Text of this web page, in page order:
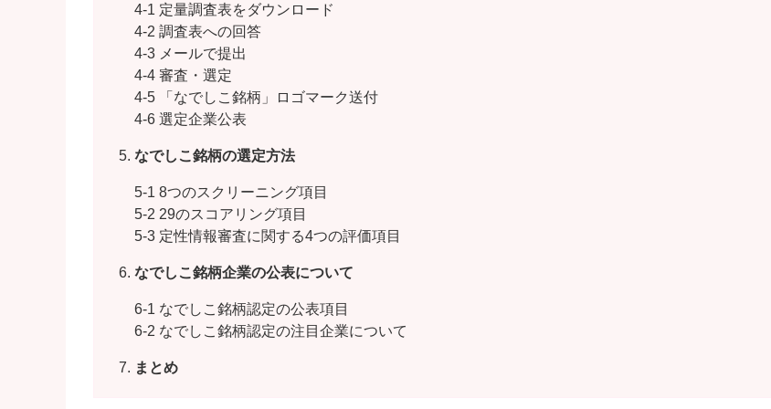
4-1 定量調査表をダウンロード
4-2 調査表への回答
4-3 メールで提出
4-4 審査・選定
4-5 「なでしこ銘柄」ロゴマーク送付
4-6 選定企業公表
なでしこ銘柄の選定方法
5-1 8つのスクリーニング項目
5-2 29のスコアリング項目
5-3 定性情報審査に関する4つの評価項目
なでしこ銘柄企業の公表について
6-1 なでしこ銘柄認定の公表項目
6-2 なでしこ銘柄認定の注目企業について
まとめ